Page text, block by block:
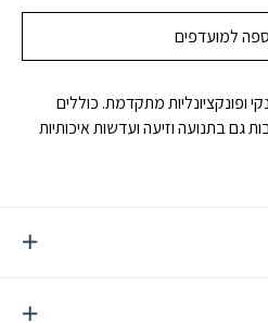
למועדפים
ופונקציונליות מתקדמת. כוללים
גם בתנועה וזיעה ועדשות איכותיות